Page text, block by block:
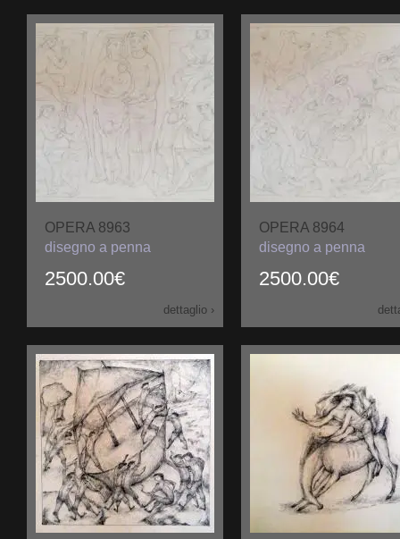
OPERA 8963
2500.00€
disegno a penna
dettaglio ›
OPERA 8964
2500.00€
disegno a penna